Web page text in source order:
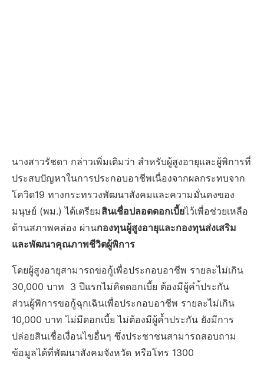
นางสาวรัชดา กล่าวเพิ่มเติมว่า สำหรับผู้สูงอายุและผู้พิการที่
ประสบปัญหาในการประกอบอาชีพเนื่องจากผลกระทบจาก
โควิด19 ทางกระทรวงพัฒนาสังคมและความมั่นคงของ
มนุษย์ (พม.) ได้เตรียมสินเชื่อปลอดดอกเบี้ยไว้เพื่อช่วยเหลือ
ด้านสภาพคล่อง ผ่านกองทุนผู้สูงอายุและกองทุนส่งเสริม
และพัฒนาคุณภาพชีวิตผู้พิการ
โดยผู้สูงอายุสามารถขอกู้เพื่อประกอบอาชีพ รายละไม่เกิน
30,000 บาท 3 ปีแรกไม่คิดดอกเบี้ย ต้องมีผู้คำ้ประกัน
ส่วนผู้พิการขอกู้ฉุกเฉินเพื่อประกอบอาชีพ รายละไม่เกิน
10,000 บาท ไม่มีดอกเบี้ย ไม่ต้องมีผู้ค้ำประกัน ยังมีการ
ปล่อยสินเชื่อเงื่อนไขอื่นๆ ซึ่งประชาชนสามารถสอบถาม
ข้อมูลได้ที่พัฒนาสังคมจังหวัด หรือโทร 1300